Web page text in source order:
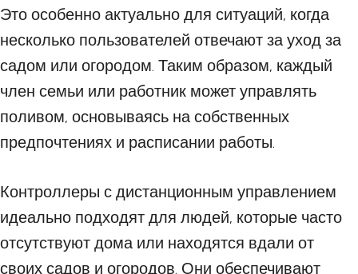
Это особенно актуально для ситуаций, когда
несколько пользователей отвечают за уход за
садом или огородом. Таким образом, каждый
член семьи или работник может управлять
поливом, основываясь на собственных
предпочтениях и расписании работы.
Контроллеры с дистанционным управлением
идеально подходят для людей, которые часто
отсутствуют дома или находятся вдали от
своих садов и огородов. Они обеспечивают